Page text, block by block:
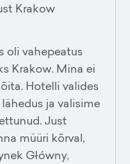
Krakow
oli vahepeatus
Krakow. Mina ei
Hotelli valides
ja valisime
Just
müüri kõrval,
Główny,